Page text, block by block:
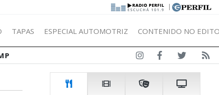
|
TAPAS ESPECIAL AUTOMOTRIZ CONTENIDO NO